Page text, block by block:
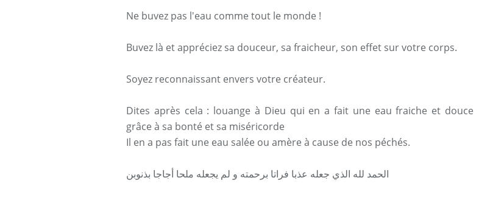
Ne buvez pas l'eau comme tout le monde !
Buvez là et appréciez sa douceur, sa fraicheur, son effet sur votre corps.
Soyez reconnaissant envers votre créateur.
Dites après cela : louange à Dieu qui en a fait une eau fraiche et douce
grâce à sa bonté et sa miséricorde
Il en a pas fait une eau salée ou amère à cause de nos péchés.
الحمد لله الذي جعله عذبا فراتا برحمته و لم يجعله ملحا أجاجا بذنوبن